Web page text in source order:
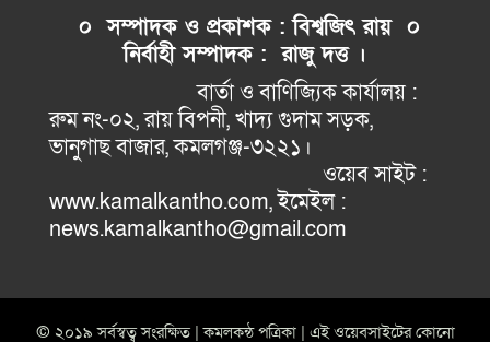
০ সম্পাদক ও প্রকাশক : বিশ্বজিৎ রায় ০
নির্বাহীসম্পাদক : রাজু দত্ত ।
বার্তা ও বাণিজ্যিক কার্যালয় :
রুম নং-০২, রায় বিপনী, খাদ্য গুদাম সড়ক,
ভানুগাছ বাজার, কমলগঞ্জ-৩২২১।
ওয়েব সাইট :
www.kamalkantho.com, ইমেইল :
news.kamalkantho@gmail.com
© ২০১৯ সর্বস্বত্ব সংরক্ষিত | কমলকন্ঠ পত্রিকা | এই ওয়েবসাইটের কোনো